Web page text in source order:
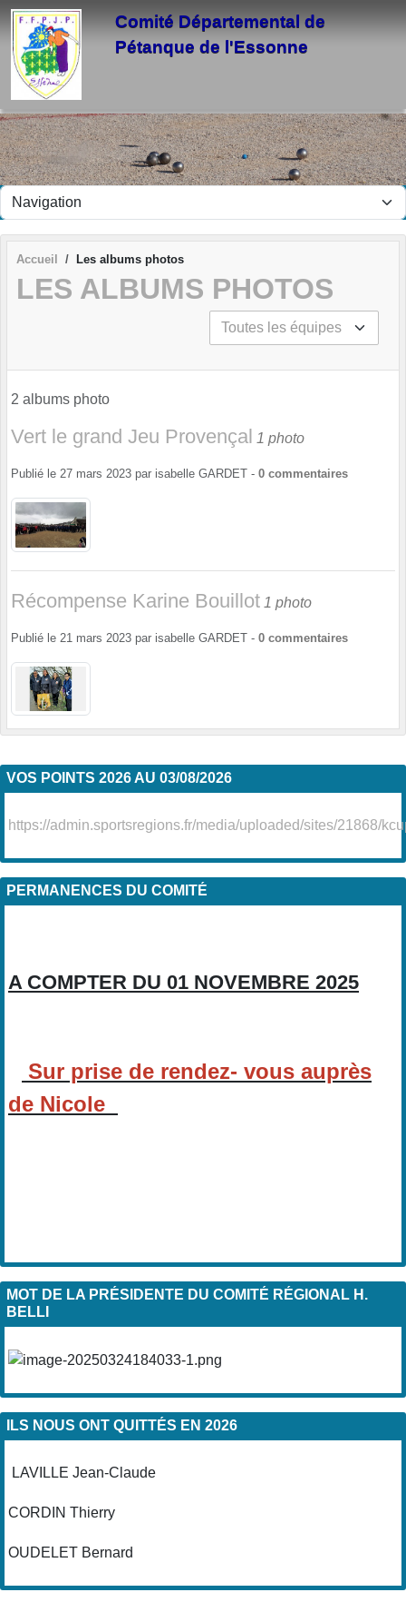
Comité Départemental de
Pétanque de l'Essonne
Accueil Les albums photos
LES ALBUMS PHOTOS
2 albums photo
Vert le grand Jeu Provençal 1 photo
Publié le 27 mars 2023 par isabelle GARDET - 0 commentaires
Récompense Karine Bouillot 1 photo
Publié le 21 mars 2023 par isabelle GARDET - 0 commentaires
VOS POINTS 2026 AU 03/08/2026
https://admin.sportsregions.fr/media/uploaded/sites/21868/
PERMANENCES DU COMITÉ
A COMPTER DU 01 NOVEMBRE 2025
Sur prise de rendez- vous auprès
de Nicole
MOT DE LA PRÉSIDENTE DU COMITÉ RÉGIONAL H.
BELLI
ILS NOUS ONT QUITTÉS EN 2026
LAVILLE Jean-Claude
CORDIN Thierry
OUDELET Bernard
Panneau de gestion des cookies